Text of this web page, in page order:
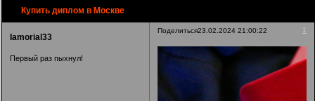
Купить диплом в Москве
Поделиться 1
23.02.2024 21:00:22
Iamorial33
Первый раз пыхнул!